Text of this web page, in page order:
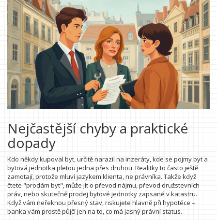
Nejčastější chyby a praktické
dopady
Kdo někdy kupoval byt, určitě narazil na inzeráty, kde se pojmy byt a
bytová jednotka pletou jedna přes druhou. Realitky to často ještě
zamotají, protože mluví jazykem klienta, ne právníka. Takže když
čtete "prodám byt", může jít o převod nájmu, převod družstevních
práv, nebo skutečně prodej bytové jednotky zapsané v katastru.
Když vám neřeknou přesný stav, riskujete hlavně při hypotéce –
banka vám prostě půjčí jen na to, co má jasný právní status.